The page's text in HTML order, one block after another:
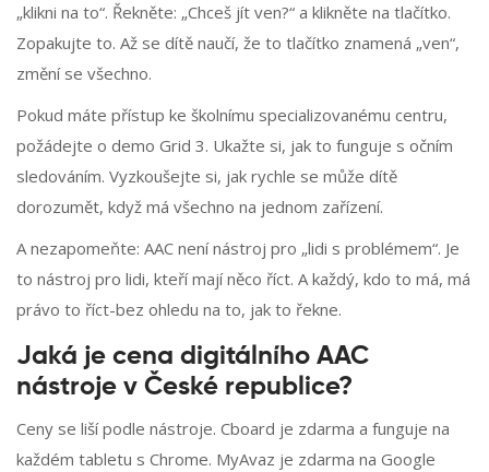
„klikni na to“. Řekněte: „Chceš jít ven?“ a klikněte na tlačítko.
Zopakujte to. Až se dítě naučí, že to tlačítko znamená „ven“,
změní se všechno.
Pokud máte přístup ke školnímu specializovanému centru,
požádejte o demo Grid 3. Ukažte si, jak to funguje s očním
sledováním. Vyzkoušejte si, jak rychle se může dítě
dorozumět, když má všechno na jednom zařízení.
A nezapomeňte: AAC není nástroj pro „lidi s problémem“. Je
to nástroj pro lidi, kteří mají něco říct. A každý, kdo to má, má
právo to říct-bez ohledu na to, jak to řekne.
Jaká je cena digitálního AAC
nástroje v České republice?
Ceny se liší podle nástroje. Cboard je zdarma a funguje na
každém tabletu s Chrome. MyAvaz je zdarma na Google